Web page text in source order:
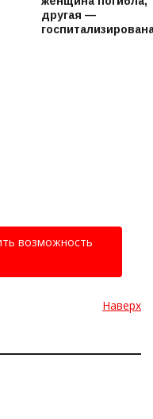
другая —
возможность
Наверх